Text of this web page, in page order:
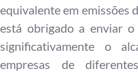
equivalente em emissões
está obrigado a enviar
significativamente o
empresas de